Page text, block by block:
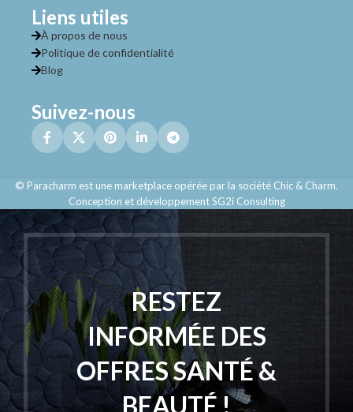
Liens utiles
À propos de nous
Politique de confidentialité
Blog
Suivez-nous
© Paracharm est une marketplace opérée par la société Chic & Charm.
Conception et développement SG2i Consulting
RESTEZ
INFORMÉE DES
OFFRES SANTÉ &
BEAUTÉ !